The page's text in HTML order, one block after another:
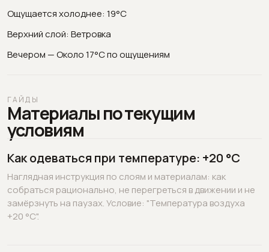
Ощущается холоднее: 19°C
Верхний слой: Ветровка
Вечером — Около 17°C по ощущениям
ГАЙДЫ
Материалы по текущим
условиям
Как одеваться при температуре: +20 °C
Наглядная инструкция по слоям и материалам: как
собраться рационально, не перегреться в движении и не
замёрзнуть на паузах. Условие: "Температура воздуха
+20 °C".